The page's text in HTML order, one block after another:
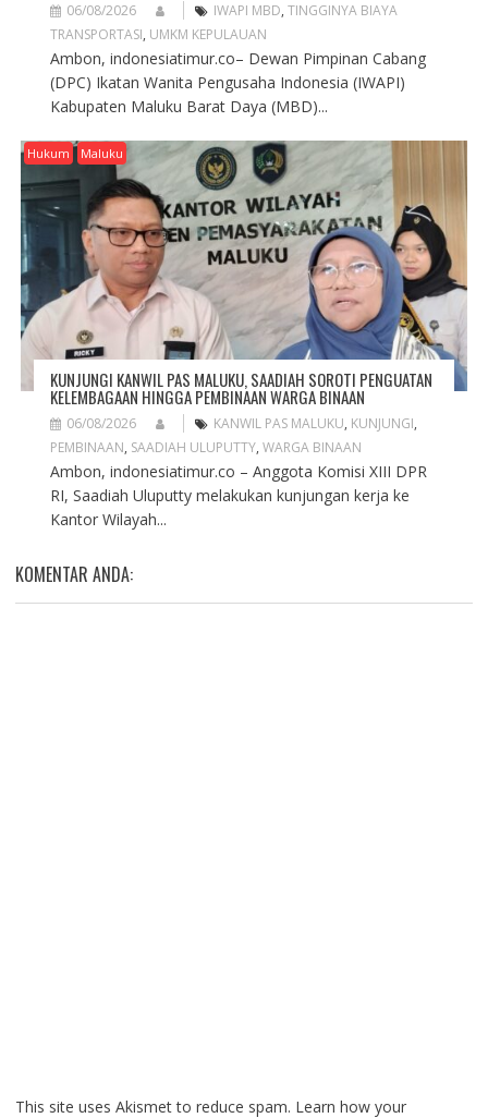
06/08/2026 IWAPI MBD, TINGGINYA BIAYA
TRANSPORTASI, UMKM KEPULAUAN
Ambon, indonesiatimur.co– Dewan Pimpinan Cabang
(DPC) Ikatan Wanita Pengusaha Indonesia (IWAPI)
Kabupaten Maluku Barat Daya (MBD)...
Hukum Maluku
KUNJUNGI KANWIL PAS MALUKU, SAADIAH SOROTI PENGUATAN
KELEMBAGAAN HINGGA PEMBINAAN WARGA BINAAN
06/08/2026 KANWIL PAS MALUKU, KUNJUNGI,
PEMBINAAN, SAADIAH ULUPUTTY, WARGA BINAAN
Ambon, indonesiatimur.co – Anggota Komisi XIII DPR
RI, Saadiah Uluputty melakukan kunjungan kerja ke
Kantor Wilayah...
KOMENTAR ANDA:
This site uses Akismet to reduce spam. Learn how your